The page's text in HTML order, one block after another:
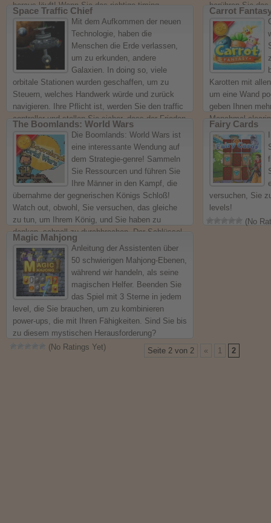
heraus läuft! Wenn Sie das richtige timing,
werden Sie immer mehrere Kette Explosionen pro
Sekunde! Hinweis: die Größe der Bomben
Auswirkungen darauf, wie lange es dauert, für
Sie, bis Sie explodieren!
(No Ratings Yet)
berühren Sie
Ihren ring. Tun
Ende jeder
schwierig sein,
gewinnen,
(No
Space Traffic Chief
Mit dem Aufkommen der neuen
Technologie, haben die
Menschen die Erde verlassen,
um zu erkunden, andere
Galaxien. In doing so, viele
orbitale Stationen wurden geschaffen, um zu
Steuern, welches Handwerk würde und zurück
navigieren. Ihre Pflicht ist, werden Sie den traffic
controller und stellen Sie sicher, dass der Frieden
gewahrt bleibt. Direkte Frachtschiffe in die
richtige Bucht, der Passagier-Schiffe, etc. Auf
dem Blick für die besonderen Träger, wie Sie
benötigen, um sicherzustellen, ..
(No Ratings Yet)
Carrot
Karotten mit
um eine Wand
geben Ihnen
Manchmal
eine
verteidigen Sie
mit dem
aktualisieren
(No
The Boomlands: World Wars
Die Boomlands: World Wars ist
eine interessante Wendung auf
dem Strategie-genre! Sammeln
Sie Ressourcen und führen Sie
Ihre Männer in den Kampf, die
übernahme der gegnerischen Königs Schloß!
Watch out, obwohl, Sie versuchen, das gleiche
zu tun, um Ihrem König, und Sie haben zu
denken, schnell zu durchbrechen. Der Schlüssel
ist der Aufbau eines guten Rhythmus zwischen
sammeln von Ressourcen, Bereitstellung von
Soldaten, und ermöglicht Ihre Ressourcen zu
wachsen wieder!
(No Ratings Yet)
Fairy Cards
versuchen, Sie
levels!
(No
Magic Mahjong
Anleitung der Assistenten über
50 schwierigen Mahjong-Ebenen,
während wir handeln, als seine
magischen Helfer. Beenden Sie
das Spiel mit 3 Sterne in jedem
level, die Sie brauchen, um zu kombinieren
power-ups, die mit Ihren Fähigkeiten. Sind Sie bis
zu diesem mystischen Herausforderung?
(No Ratings Yet)
Seite 2 von 2 « 1 2